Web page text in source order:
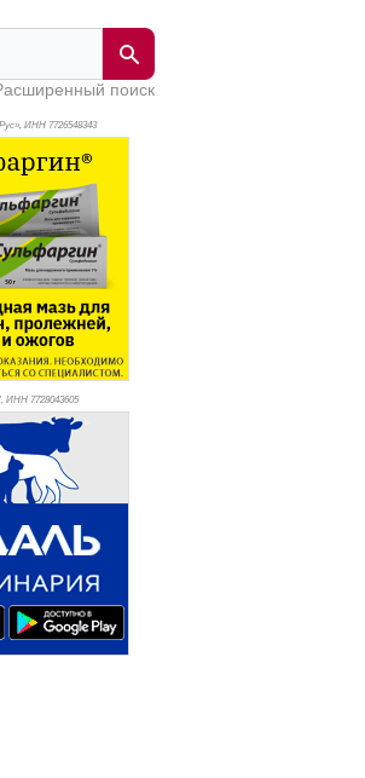
поиск
ИНН 7726548343
ИНН 7728043605